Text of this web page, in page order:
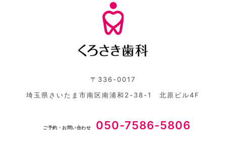
〒336-0017
埼玉県さいたま市南区南浦和2-38-1 北原ビル4F
ご予約・お問い合わせ 050-7586-5806